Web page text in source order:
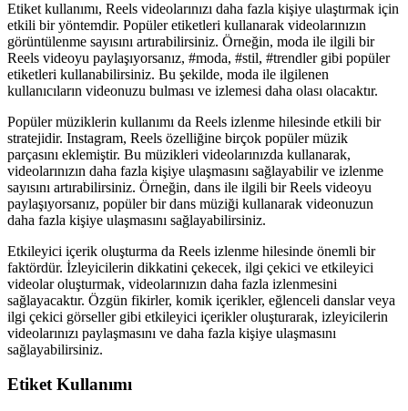
Etiket kullanımı, Reels videolarınızı daha fazla kişiye ulaştırmak için
etkili bir yöntemdir. Popüler etiketleri kullanarak videolarınızın
görüntülenme sayısını artırabilirsiniz. Örneğin, moda ile ilgili bir
Reels videoyu paylaşıyorsanız, #moda, #stil, #trendler gibi popüler
etiketleri kullanabilirsiniz. Bu şekilde, moda ile ilgilenen
kullanıcıların videonuzu bulması ve izlemesi daha olası olacaktır.
Popüler müziklerin kullanımı da Reels izlenme hilesinde etkili bir
stratejidir. Instagram, Reels özelliğine birçok popüler müzik
parçasını eklemiştir. Bu müzikleri videolarınızda kullanarak,
videolarınızın daha fazla kişiye ulaşmasını sağlayabilir ve izlenme
sayısını artırabilirsiniz. Örneğin, dans ile ilgili bir Reels videoyu
paylaşıyorsanız, popüler bir dans müziği kullanarak videonuzun
daha fazla kişiye ulaşmasını sağlayabilirsiniz.
Etkileyici içerik oluşturma da Reels izlenme hilesinde önemli bir
faktördür. İzleyicilerin dikkatini çekecek, ilgi çekici ve etkileyici
videolar oluşturmak, videolarınızın daha fazla izlenmesini
sağlayacaktır. Özgün fikirler, komik içerikler, eğlenceli danslar veya
ilgi çekici görseller gibi etkileyici içerikler oluşturarak, izleyicilerin
videolarınızı paylaşmasını ve daha fazla kişiye ulaşmasını
sağlayabilirsiniz.
Etiket Kullanımı